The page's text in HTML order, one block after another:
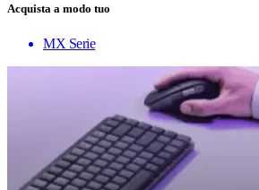
Acquista a modo tuo
MX Serie